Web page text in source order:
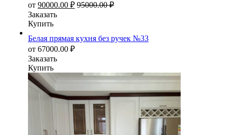
от 90000.00 ₽ 95000.00₽
Заказать
Купить
Белая прямая кухня без ручек №33
от 67000.00 ₽
Заказать
Купить